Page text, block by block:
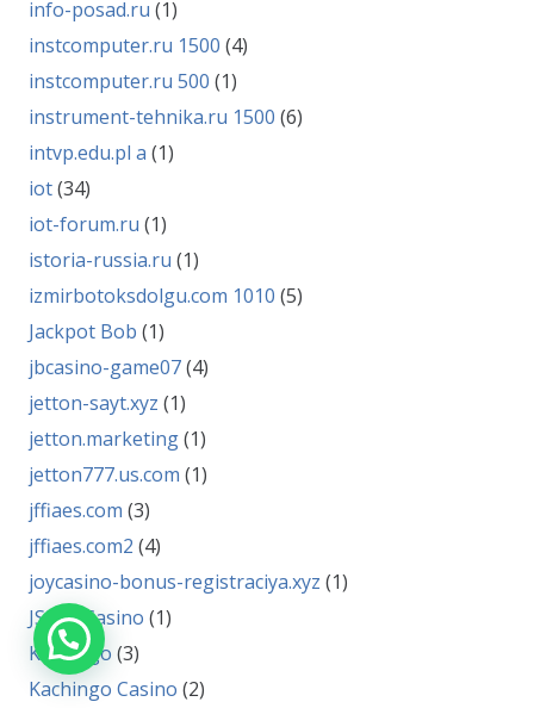
info-posad.ru (1)
instcomputer.ru 1500 (4)
instcomputer.ru 500 (1)
instrument-tehnika.ru 1500 (6)
intvp.edu.pl a (1)
iot(34)
iot-forum.ru (1)
istoria-russia.ru (1)
izmirbotoksdolgu.com 1010 (5)
Jackpot Bob (1)
jbcasino-game07(4)
jetton-sayt.xyz (1)
jetton.marketing(1)
jetton777.us.com (1)
jffiaes.com (3)
jffiaes.com2 (4)
joycasino-bonus-registraciya.xyz (1)
JSlotz Casino (1)
Kachingo (3)
Kachingo Casino (2)